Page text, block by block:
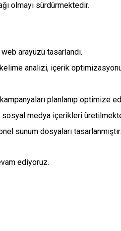
olmayı sürdürmektedir.
arayüzü tasarlandı.
analizi, içerik
planlanıp optimize
medya içerikleri
sunum dosyaları tasarlanmıştır.
ediyoruz.